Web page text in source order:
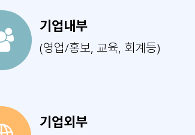
기업내부
(영업/홍보, 교육, 회계등)
기업외부